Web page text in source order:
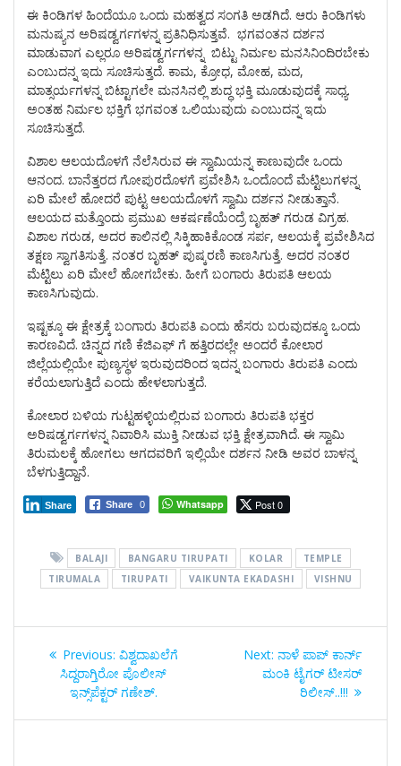
ಈ ಕಿಂಡಿಗಳ ಹಿಂದೆಯೂ ಒಂದು ಮಹತ್ವದ ಸಂಗತಿ ಅಡಗಿದೆ. ಆರು ಕಿಂಡಿಗಳು
ಮನುಷ್ಯನ ಅರಿಷಡ್ವರ್ಗಗಳನ್ನ ಪ್ರತಿನಿಧಿಸುತ್ತವೆ. ಭಗವಂತನ ದರ್ಶನ
ಮಾಡುವಾಗ ಎಲ್ಲರೂ ಅರಿಷಡ್ವರ್ಗಗಳನ್ನ ಬಿಟ್ಟು ನಿರ್ಮಲ ಮನಸಿನಿಂದಿರಬೇಕು
ಎಂಬುದನ್ನ ಇದು ಸೂಚಿಸುತ್ತದೆ. ಕಾಮ, ಕ್ರೋಧ, ಮೋಹ, ಮದ,
ಮಾತ್ಸರ್ಯಗಳನ್ನ ಬಿಟ್ಟಾಗಲೇ ಮನಸಿನಲ್ಲಿ ಶುದ್ಧ ಭಕ್ತಿ ಮೂಡುವುದಕ್ಕೆ ಸಾಧ್ಯ.
ಅಂತಹ ನಿರ್ಮಲ ಭಕ್ತಿಗೆ ಭಗವಂತ ಒಲಿಯುವುದು ಎಂಬುದನ್ನ ಇದು
ಸೂಚಿಸುತ್ತದೆ.
ವಿಶಾಲ ಆಲಯದೊಳಗೆ ನೆಲೆಸಿರುವ ಈ ಸ್ವಾಮಿಯನ್ನ ಕಾಣುವುದೇ ಒಂದು
ಆನಂದ. ಬಾನೆತ್ತರದ ಗೋಪುರದೊಳಗೆ ಪ್ರವೇಶಿಸಿ ಒಂದೊಂದೆ ಮೆಟ್ಟಿಲುಗಳನ್ನ
ಏರಿ ಮೇಲೆ ಹೋದರೆ ಪುಟ್ಟ ಆಲಯದೊಳಗೆ ಸ್ವಾಮಿ ದರ್ಶನ ನೀಡುತ್ತಾನೆ.
ಆಲಯದ ಮತ್ತೊಂದು ಪ್ರಮುಖ ಆಕರ್ಷಣೆಯೆಂದ್ರೆ ಬೃಹತ್ ಗರುಡ ವಿಗ್ರಹ.
ವಿಶಾಲ ಗರುಡ, ಅದರ ಕಾಲಿನಲ್ಲಿ ಸಿಕ್ಕಿಹಾಕಿಕೊಂಡ ಸರ್ಪ, ಆಲಯಕ್ಕೆ ಪ್ರವೇಶಿಸಿದ
ತಕ್ಷಣ ಸ್ವಾಗತಿಸುತ್ತೆ. ನಂತರ ಬೃಹತ್ ಪುಷ್ಕರಣಿ ಕಾಣಸಿಗುತ್ತೆ. ಅದರ ನಂತರ
ಮೆಟ್ಟಿಲು ಏರಿ ಮೇಲೆ ಹೋಗಬೇಕು. ಹೀಗೆ ಬಂಗಾರು ತಿರುಪತಿ ಆಲಯ
ಕಾಣಸಿಗುವುದು.
ಇಷ್ಟಕ್ಕೂ ಈ ಕ್ಷೇತ್ರಕ್ಕೆ ಬಂಗಾರು ತಿರುಪತಿ ಎಂದು ಹೆಸರು ಬರುವುದಕ್ಕೂ ಒಂದು
ಕಾರಣವಿದೆ. ಚಿನ್ನದ ಗಣಿ ಕೆಜಿಎಫ್ ಗೆ ಹತ್ತಿರದಲ್ಲೇ ಅಂದರೆ ಕೋಲಾರ
ಜಿಲ್ಲೆಯಲ್ಲಿಯೇ ಪುಣ್ಯಸ್ಥಳ ಇರುವುದರಿಂದ ಇದನ್ನ ಬಂಗಾರು ತಿರುಪತಿ ಎಂದು
ಕರೆಯಲಾಗುತ್ತಿದೆ ಎಂದು ಹೇಳಲಾಗುತ್ತದೆ.
ಕೋಲಾರ ಬಳಿಯ ಗುಟ್ಟಹಳ್ಳಿಯಲ್ಲಿರುವ ಬಂಗಾರು ತಿರುಪತಿ ಭಕ್ತರ
ಅರಿಷಡ್ವರ್ಗಗಳನ್ನ ನಿವಾರಿಸಿ ಮುಕ್ತಿ ನೀಡುವ ಭಕ್ತಿ ಕ್ಷೇತ್ರವಾಗಿದೆ. ಈ ಸ್ವಾಮಿ
ತಿರುಮಲಕ್ಕೆ ಹೋಗಲು ಆಗದವರಿಗೆ ಇಲ್ಲಿಯೇ ದರ್ಶನ ನೀಡಿ ಅವರ ಬಾಳನ್ನ
ಬೆಳಗುತ್ತಿದ್ದಾನೆ.
Share 0 Whatsapp Post 0
Share
BALAJI BANGARU TIRUPATI KOLAR
TEMPLE
TIRUMALA
TIRUPATI VAIKUNTA EKADASHI VISHNU
Post
navigation
Previous: Previous
post:
ವಿಶ್ವದಾಖಲೆಗೆ
ಸಿದ್ದರಾಗ್ತಿರೋ ಪೊಲೀಸ್
ಇನ್ಸ್‌ಪೆಕ್ಟರ್‌ ಗಣೇಶ್.
Next: Next
post:
ನಾಳೆ ಪಾಪ್ ಕಾರ್ನ್
ಮಂಕಿ ಟೈಗರ್ ಟೀಸರ್
ರಿಲೀಸ್..!!!